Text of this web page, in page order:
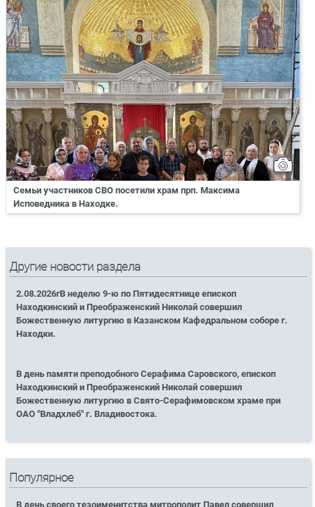
Семьи участников СВО посетили храм прп. Максима
Исповедника в Находке.
Другие новости раздела
2.08.2026гВ неделю 9-ю по Пятидесятнице епископ
Находкинский и Преображенский Николай совершил
Божественную литургию в Казанском Кафедральном соборе г.
Находки.
В день памяти преподобного Серафима Саровского, епископ
Находкинский и Преображенский Николай совершил
Божественную литургию в Свято-Серафимовском храме при
ОАО "Владхлеб" г. Владивостока.
Популярное
В день своего тезоименитства митрополит Павел совершил